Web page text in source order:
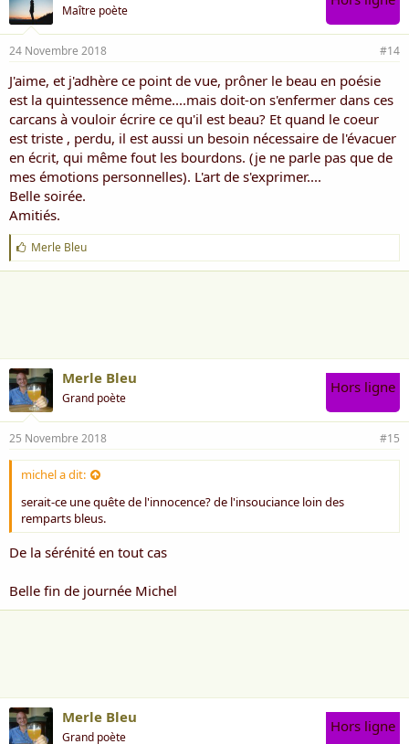
Maître poète
24 Novembre 2018 #14
J'aime, et j'adhère ce point de vue, prôner le beau en poésie
est la quintessence même....mais doit-on s'enfermer dans ces
carcans à vouloir écrire ce qu'il est beau? Et quand le coeur
est triste , perdu, il est aussi un besoin nécessaire de l'évacuer
en écrit, qui même fout les bourdons. (je ne parle pas que de
mes émotions personnelles). L'art de s'exprimer....
Belle soirée.
Amitiés.
J
'
a
Merle Bleu
Merle Bleu
Grand poète
Hors ligne
25 Novembre 2018 #15
michel a dit:
serait-ce une quête de l'innocence? de l'insouciance loin des
remparts bleus.
De la sérénité en tout cas
Belle fin de journée Michel
Merle Bleu
Grand poète
Hors ligne